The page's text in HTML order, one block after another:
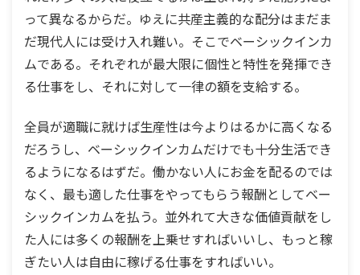
って異なるからだ。ゆえに共産主義的な配分はまだま
だ現代人には受け入れ難い。そこでベーシックインカ
ムである。それぞれが最大限に個性と特性を発揮でき
る仕事をし、それに対して一律の額を支給する。
全員が適職に就けば生産性は今よりはるかに高くなる
だろうし、ベーシックインカムだけでも十分生活でき
るようになるはずだ。働かない人にお金を配るのでは
なく、最も適した仕事をやってもらう報酬としてベー
シックインカムを払う。並外れて大きな価値貢献をし
た人には多くの報酬を上乗せすればいいし、もっと稼
ぎたい人は自由に稼げる仕事をすればいい。